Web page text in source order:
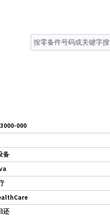
000
备
还